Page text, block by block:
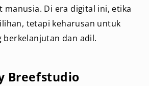
manusia. Di era digital ini, etika
tetapi keharusan untuk
berkelanjutan dan adil.
Breefstudio